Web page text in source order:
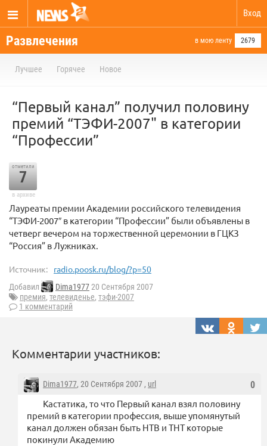
Вход
Развлечения в мою ленту 2679
Лучшее Горячее Новое
“Первый канал” получил половину
премий “ТЭФИ-2007" в категории
“Профессии”
отметили
7
в архиве
Лауреаты премии Академии российского телевидения
“ТЭФИ-2007″ в категории “Профессии” были объявлены в
четверг вечером на торжественной церемонии в ГЦКЗ
“Россия” в Лужниках.
Источник: radio.poosk.ru/blog/?p=50
Добавил Dima197720 Сентября 2007
премия, телевиденье, тэфи-2007
1 комментарий
Комментарии участников:
0
Dima1977, 20 Сентября 2007 , url
Кастатика, то что Первый канал взял половину
премий в категории профессия, выше упомянутый
канал должен обязан быть НТВ и ТНТ которые
покинули Академию